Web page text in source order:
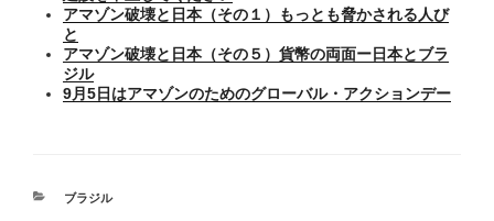
アマゾン破壊と日本（その１）もっとも脅かされる人び
と
アマゾン破壊と日本（その５）貨幣の両面ー日本とブラ
ジル
9月5日はアマゾンのためのグローバル・アクションデー
カ
ブラジル